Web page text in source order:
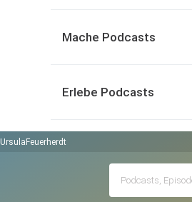
Mache Podcasts
Erlebe Podcasts
UrsulaFeuerherdt